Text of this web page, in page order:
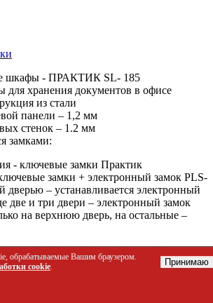
шкафы - ПРАКТИК SL- 185
для хранения документов в офисе
из стали
панели – 1,2 мм
стенок – 1.2 мм
замками:
- ключевые замки Практик
замки + электронный замок PLS-
дверью – устанавливается электронный
две и три двери – электронный замок
на верхнюю дверь, на остальные –
переставными полками, модели 185 и
1(2) стационарной и 3(6)
обрабатываемые Вашим браузером.
cookie. Принимаю